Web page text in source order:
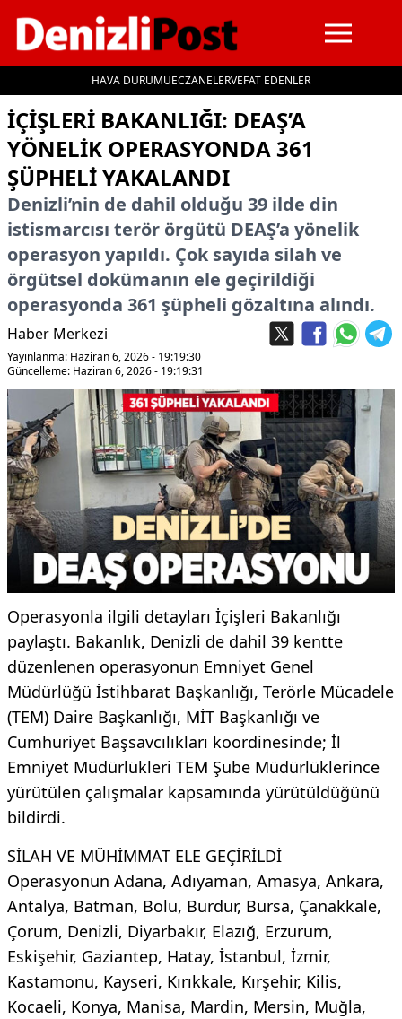
HAVA DURUMUECZANELERVEFAT EDENLER
İçeriğe geç
İÇIŞLERI BAKANLIĞI: DEAŞ’A
YÖNELIK OPERASYONDA 361
ŞÜPHELI YAKALANDI
Denizli’nin de dahil olduğu 39 ilde din
istismarcısı terör örgütü DEAŞ’a yönelik
operasyon yapıldı. Çok sayıda silah ve
örgütsel dokümanın ele geçirildiği
operasyonda 361 şüpheli gözaltına alındı.
Haber Merkezi
Yayınlanma: Haziran 6, 2026 - 19:19:30
Güncelleme: Haziran 6, 2026 - 19:19:31
Operasyonla ilgili detayları İçişleri Bakanlığı
paylaştı. Bakanlık, Denizli de dahil 39 kentte
düzenlenen operasyonun Emniyet Genel
Müdürlüğü İstihbarat Başkanlığı, Terörle Mücadele
(TEM) Daire Başkanlığı, MİT Başkanlığı ve
Cumhuriyet Başsavcılıkları koordinesinde; İl
Emniyet Müdürlükleri TEM Şube Müdürlüklerince
yürütülen çalışmalar kapsamında yürütüldüğünü
bildirdi.
SİLAH VE MÜHİMMAT ELE GEÇİRİLDİ
Operasyonun Adana, Adıyaman, Amasya, Ankara,
Antalya, Batman, Bolu, Burdur, Bursa, Çanakkale,
Çorum, Denizli, Diyarbakır, Elazığ, Erzurum,
Eskişehir, Gaziantep, Hatay, İstanbul, İzmir,
Kastamonu, Kayseri, Kırıkkale, Kırşehir, Kilis,
Kocaeli, Konya, Manisa, Mardin, Mersin, Muğla,